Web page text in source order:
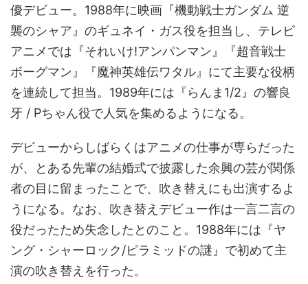
優デビュー。1988年に映画『機動戦士ガンダム 逆
襲のシャア』のギュネイ・ガス役を担当し、テレビ
アニメでは『それいけ!アンパンマン』『超音戦士
ボーグマン』『魔神英雄伝ワタル』にて主要な役柄
を連続して担当。1989年には『らんま1/2』の響良
牙 / Pちゃん役で人気を集めるようになる。
デビューからしばらくはアニメの仕事が専らだった
が、とある先輩の結婚式で披露した余興の芸が関係
者の目に留まったことで、吹き替えにも出演するよ
うになる。なお、吹き替えデビュー作は一言二言の
役だったため失念したとのこと。1988年には『ヤ
ング・シャーロック/ピラミッドの謎』で初めて主
演の吹き替えを行った。